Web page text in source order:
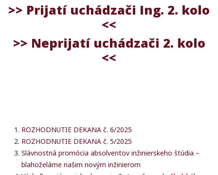
>> Prijatí uchádzači Ing. 2. kolo
<<
>> Neprijatí uchádzači 2. kolo
<<
ROZHODNUTIE DEKANA č. 6/2025
ROZHODNUTIE DEKANA č. 5/2025
Slávnostná promócia absolventov inžinierskeho štúdia –
blahoželáme našim novým inžinierom